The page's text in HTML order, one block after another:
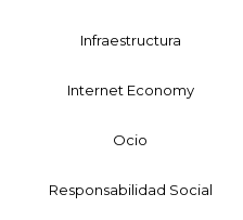
Infraestructura
Internet Economy
Ocio
Responsabilidad Social